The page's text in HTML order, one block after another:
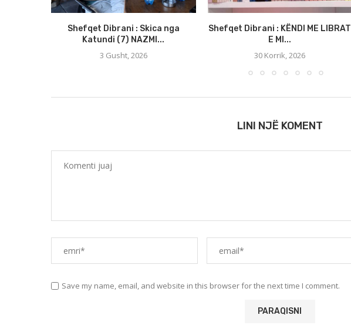
Shefqet Dibrani : Skica nga
Katundi (7) NAZMI...
3 Gusht, 2026
Shefqet Dibrani : KËNDI ME LIBRAT
E MI...
30 Korrik, 2026
LINI NJË KOMENT
Save my name, email, and website in this browser for the next time I comment.